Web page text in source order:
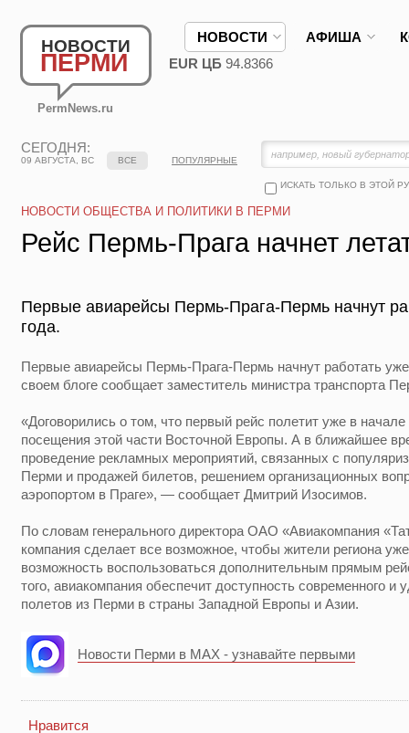
НОВОСТИ
ПЕРМИ
PermNews.ru
НОВОСТИ АФИША
EUR ЦБ 94.8366
СЕГОДНЯ:
09 АВГУСТА, ВС
ИСКАТЬ ТОЛЬКО В ЭТОЙ
ВСЕ ПОПУЛЯРНЫЕ
НОВОСТИ ОБЩЕСТВА И ПОЛИТИКИ В ПЕРМИ
Рейс Пермь-Прага начнет
Первые авиарейсы Пермь-Прага-Пермь начнут
года.
Первые авиарейсы Пермь-Прага-Пермь начнут работать
своем блоге сообщает заместитель министра транспорта
«Договорились о том, что первый рейс полетит уже в
посещения этой части Восточной Европы. А в ближайшее
проведение рекламных мероприятий, связанных с
Перми и продажей билетов, решением организационных
аэропортом в Праге», — сообщает Дмитрий Изосимов.
По словам генерального директора ОАО «Авиакомпания
компания сделает все возможное, чтобы жители региона
возможность воспользоваться дополнительным прямым
того, авиакомпания обеспечит доступность современного и
полетов из Перми в страны Западной Европы и Азии.
Новости Перми в MAX - узнавайте первыми
Нравится